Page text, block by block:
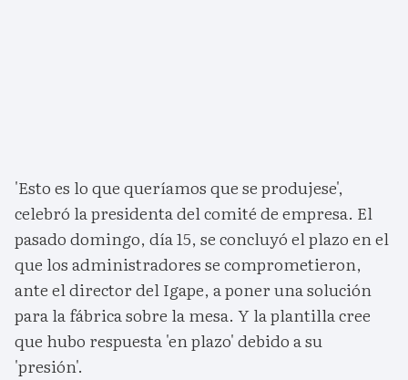
'Esto es lo que queríamos que se produjese',
celebró la presidenta del comité de empresa. El
pasado domingo, día 15, se concluyó el plazo en el
que los administradores se comprometieron,
ante el director del Igape, a poner una solución
para la fábrica sobre la mesa. Y la plantilla cree
que hubo respuesta 'en plazo' debido a su
'presión'.